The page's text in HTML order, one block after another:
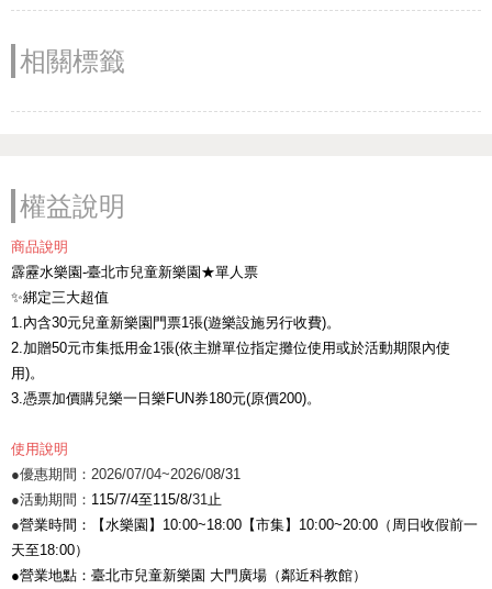
相關標籤
權益說明
商品說明
霹靂水樂園-臺北市兒童新樂園★單人票
✨綁定三大超值
1.內含30元兒童新樂園門票1張(遊樂設施另行收費)。
2.加贈50元市集抵用金1張(依主辦單位指定攤位使用或於活動期限內使
用)。
3.憑票加價購兒樂一日樂FUN券180元(原價200)。
使用說明
●優惠期間：2026/07/04~2026/08/31
●活動期間： 115/7/4至115/8/31 止
●營業時間：【水樂園】10:00~18:00【市集】10:00~20:00（周日收假前一
天至18:00）
●營業地點：臺北市兒童新樂園 大門廣場（鄰近科教館）